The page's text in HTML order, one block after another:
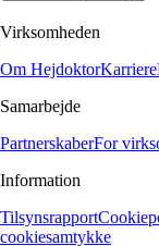
Virksomheden
Om HejdoktorKarriere
Samarbejde
PartnerskaberFor
Information
Tilsynsrapport
cookiesamtykke